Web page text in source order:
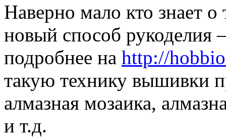
Наверно мало кто знает о
новый способ рукоделия
подробнее на http://
такую технику вышивки
алмазная мозаика,
и т.д.